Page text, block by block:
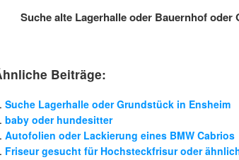
Suche alte Lagerhalle oder Bauernhof
Beiträge:
Suche Lagerhalle oder Grundstück in Ensheim
baby oder hundesitter
Autofolien oder Lackierung eines BMW Cabrios
Friseur gesucht für Hochsteckfrisur oder